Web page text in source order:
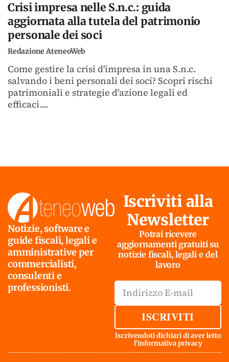
Crisi impresa nelle S.n.c.: guida
aggiornata alla tutela del patrimonio
personale dei soci
Redazione AteneoWeb
Come gestire la crisi d'impresa in una S.n.c.
salvando i beni personali dei soci? Scopri rischi
patrimoniali e strategie d'azione legali ed
efficaci....
Notizie, software e
guide fiscali, legali e
amministrative per
commercialisti,
consulenti e
professionisti.
Iscriviti alla
Newsletter
Potrai ricevere
aggiornamenti gratuiti su
notizie fiscali, legali e del
lavoro
ISCRIVITI
Iscrivendoti dichiari di aver letto
l'informativa privacy